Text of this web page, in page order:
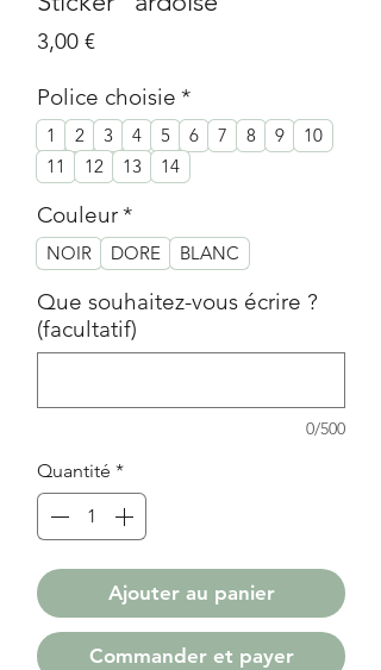
3,00 €Prix
Police choisie *
1 2 3 4 5 6 7 8 9
10
11
12 13 14
Couleur*
NOIR DORE BLANC
Que souhaitez-vous écrire ?
(facultatif)
0/500
Quantité *
Ajouter au panier
Commander et payer